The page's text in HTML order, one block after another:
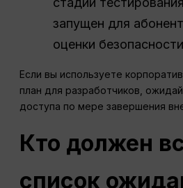
запущен для
оценки
Если вы используете
план для разработчиков,
доступа по мере завершения
Кто должен
список